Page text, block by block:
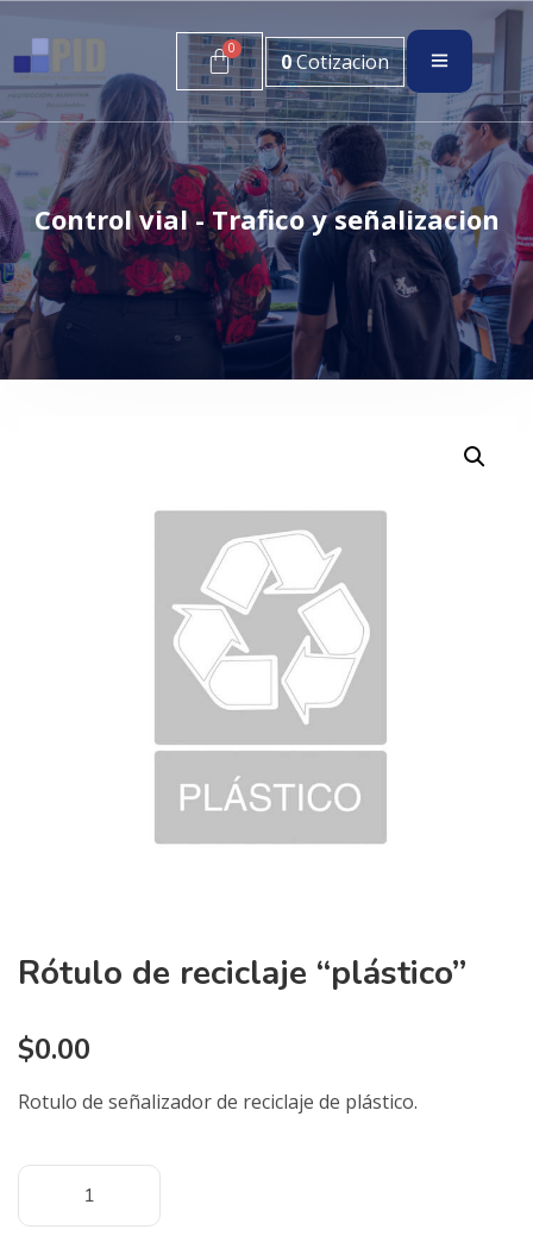
0Cotizacion
Control vial - Trafico y señalizacion
Rótulo de reciclaje “plástico”
$0.00
Rotulo de señalizador de reciclaje de plástico.